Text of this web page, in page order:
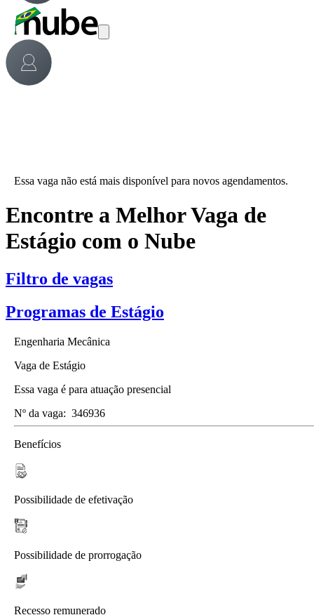
Essa vaga não está mais disponível para novos agendamentos.
Encontre a Melhor Vaga de
Estágio com o Nube
Filtro de vagas
Programas de Estágio
Engenharia Mecânica
Vaga de Estágio
Essa vaga é para atuação presencial
Nº da vaga: 346936
Benefícios
Possibilidade de efetivação
Possibilidade de prorrogação
Recesso remunerado